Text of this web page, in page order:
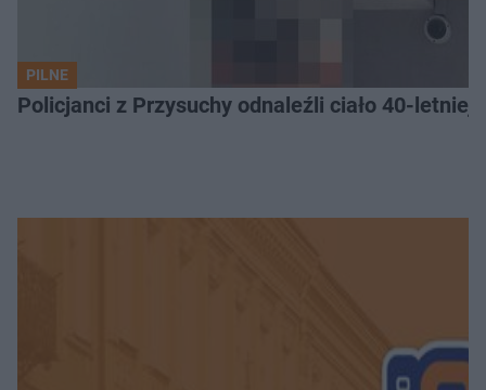
PILNE
Policjanci z Przysuchy odnaleźli ciało 40-letniej